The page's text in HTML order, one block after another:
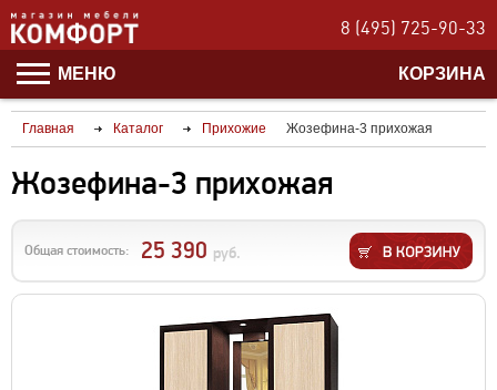
8 (495) 725-90-33
МЕНЮ КОРЗИНА
Главная Каталог Прихожие Жозефина-3 прихожая
Жозефина-3 прихожая
Общая стоимость: 25 390 руб.